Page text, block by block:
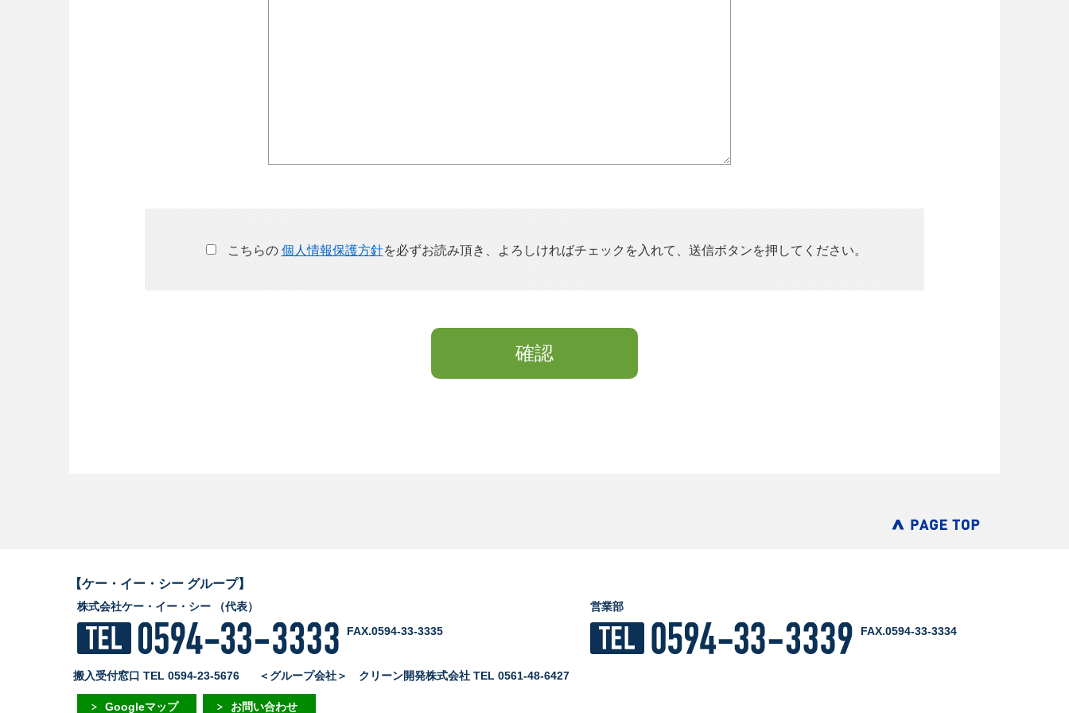
こちらの 個人情報保護方針を必ずお読み頂き、よろしければチェックを入れて、送信ボタンを押してください。
【ケー・イー・シー グループ】
株式会社ケー・イー・シー （代表）
FAX.0594-33-3335
営業部
FAX.0594-33-3334
搬入受付窓口 TEL 0594-23-5676 ＜グループ会社＞ クリーン開発株式会社 TEL 0561-48-6427
Googleマップ お問い合わせ